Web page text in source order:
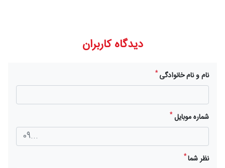
دیدگاه کاربران
نام و نام خانوادگی*
شماره موبایل *
نظر شما*